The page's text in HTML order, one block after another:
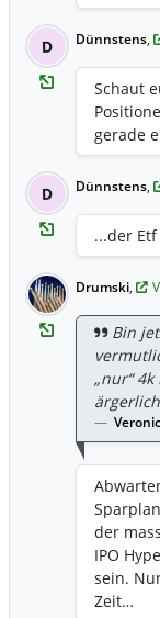
D Dünnstens,
Schaut
gerade
D Dünnstens,
...der
Drumski,
Bin
„nur“
der
IPO
sein.
Zeit…